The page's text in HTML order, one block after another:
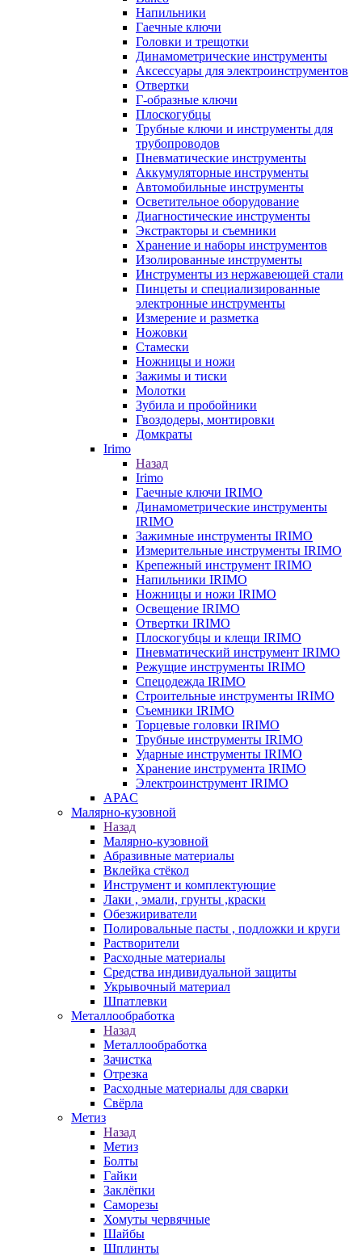
Напильники
Гаечные ключи
Головки и трещотки
Динамометрические инструменты
Аксессуары для электроинструментов
Отвертки
Г-образные ключи
Плоскогубцы
Трубные ключи и инструменты для
трубопроводов
Пневматические инструменты
Аккумуляторные инструменты
Автомобильные инструменты
Осветительное оборудование
Диагностические инструменты
Экстракторы и съемники
Хранение и наборы инструментов
Изолированные инструменты
Инструменты из нержавеющей стали
Пинцеты и специализированные
электронные инструменты
Измерение и разметка
Ножовки
Стамески
Ножницы и ножи
Зажимы и тиски
Молотки
Зубила и пробойники
Гвоздодеры, монтировки
Домкраты
Irimo
Назад
Irimo
Гаечные ключи IRIMO
Динамометрические инструменты
IRIMO
Зажимные инструменты IRIMO
Измерительные инструменты IRIMO
Крепежный инструмент IRIMO
Напильники IRIMO
Ножницы и ножи IRIMO
Освещение IRIMO
Отвертки IRIMO
Плоскогубцы и клещи IRIMO
Пневматический инструмент IRIMO
Режущие инструменты IRIMO
Спецодежда IRIMO
Строительные инструменты IRIMO
Съемники IRIMO
Торцевые головки IRIMO
Трубные инструменты IRIMO
Ударные инструменты IRIMO
Хранение инструмента IRIMO
Электроинструмент IRIMO
APAC
Малярно-кузовной
Назад
Малярно-кузовной
Абразивные материалы
Вклейка стёкол
Инструмент и комплектующие
Лаки , эмали, грунты ,краски
Обезжириватели
Полировальные пасты , подложки и круги
Растворители
Расходные материалы
Средства индивидуальной защиты
Укрывочный материал
Шпатлевки
Металлообработка
Назад
Металлообработка
Зачистка
Отрезка
Расходные материалы для сварки
Свёрла
Метиз
Назад
Метиз
Болты
Гайки
Заклёпки
Саморезы
Хомуты червячные
Шайбы
Шплинты